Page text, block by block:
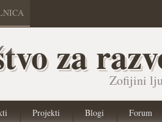
za
Zofijini
Projekti Blogi Forum